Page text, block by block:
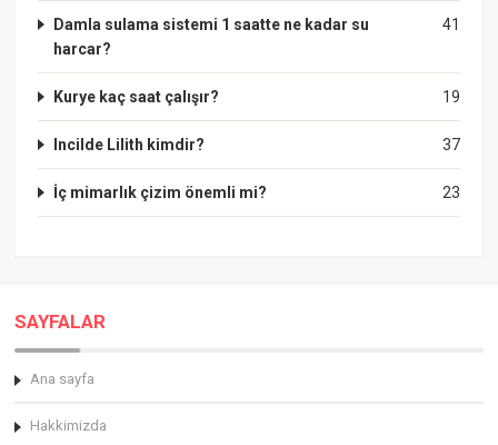
41
Damla sulama sistemi 1 saatte ne kadar su
harcar?
19
Kurye kaç saat çalışır?
37
Incilde Lilith kimdir?
23
İç mimarlık çizim önemli mi?
SAYFALAR
Ana sayfa
Hakkimizda